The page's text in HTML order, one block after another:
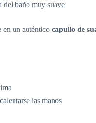
del baño muy suave
en un auténtico capullo de
las manos